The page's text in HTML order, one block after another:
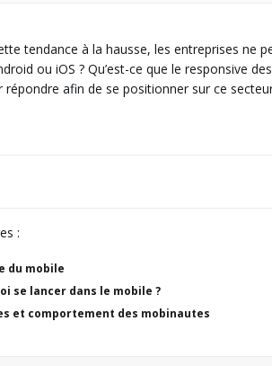
tendance à la hausse, les entreprises ne
ou iOS ? Qu’est-ce que le responsive
afin de se positionner sur ce
:
du mobile
se lancer dans le mobile ?
et comportement des mobinautes